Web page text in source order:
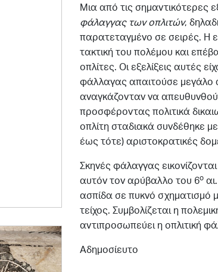
Μια από τις σημαντικότερες
φάλαγγας των οπλιτών,
παρατεταγμένο σε σειρές. Η
τακτική του πολέμου και
οπλίτες. Οι εξελίξεις αυτές
φάλλαγας απαιτούσε μεγάλο
αναγκάζονταν να
προσφέροντας πολιτικά
οπλίτη σταδιακά συνδέθηκε
έως τότε) αριστοκρατικές
Σκηνές φάλαγγας
αυτόν τον αρύβαλλο του 6ο
ασπίδα σε πυκνό σχηματισμό
τείχος. Συμβολίζεται η
αντιπροσωπεύει η οπλιτική
Aδημοσίευτο